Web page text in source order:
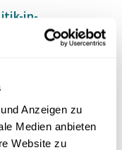
Anzeigen zu
Medien anbieten
Website zu
in-
bei-
prozent-
bauherren-